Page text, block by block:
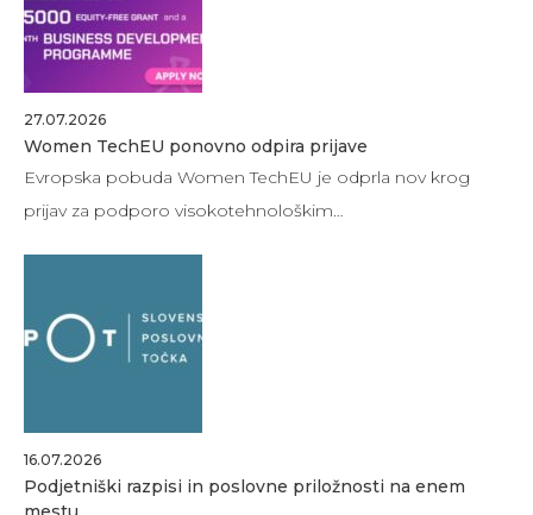
27.07.2026
Women TechEU ponovno odpira prijave
Evropska pobuda Women TechEU je odprla nov krog
prijav za podporo visokotehnološkim…
16.07.2026
Podjetniški razpisi in poslovne priložnosti na enem